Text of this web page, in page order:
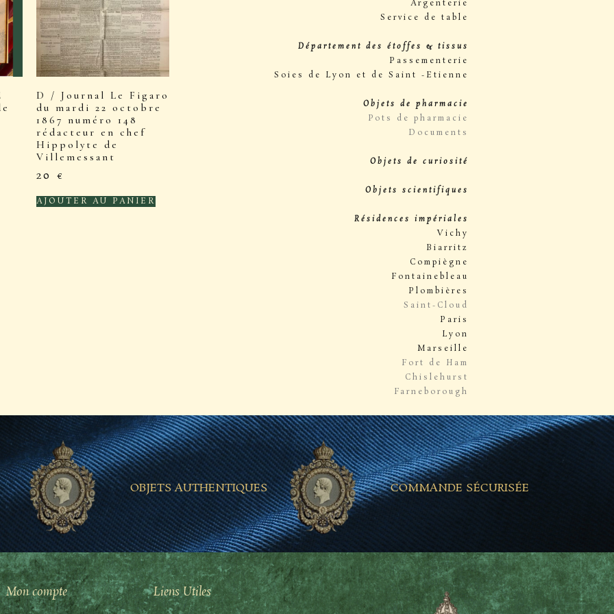
D / Journal Le Figaro
du mardi 22 octobre
1867 numéro 148
rédacteur en chef
Hippolyte de
Villemessant
20 €
AJOUTER AU PANIER
Argenterie
Service de table
Département des étoffes & tissus
Passementerie
Soies de Lyon et de Saint -Etienne
Objets de pharmacie
Pots de pharmacie
Documents
Objets de curiosité
Objets scientifiques
Résidences impériales
Vichy
Biarritz
Compiègne
Fontainebleau
Plombières
Saint-Cloud
Paris
Lyon
Marseille
Fort de Ham
Chislehurst
Farneborough
OBJETS AUTHENTIQUES COMMANDE SÉCURISÉE
Mon compte Liens Utiles